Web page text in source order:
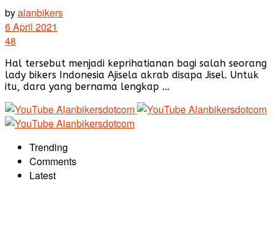
byalanbikers
6 April 2021
48
Hal tersebut menjadi keprihatianan bagi salah seorang
lady bikers Indonesia Ajisela akrab disapa Jisel. Untuk
itu, dara yang bernama lengkap ...
Trending
Comments
Latest